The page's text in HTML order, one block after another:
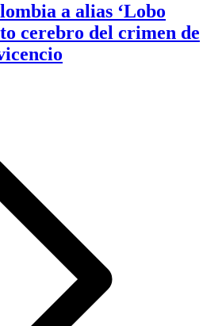
a alias ‘Lobo
cerebro del crimen de